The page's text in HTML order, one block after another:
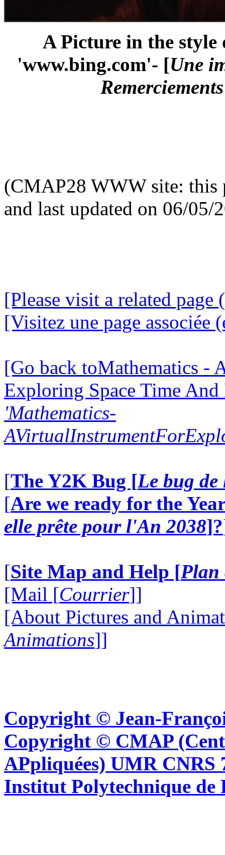
A Picture in the
'www.bing.com'- [Une
(CMAP28 WWW site: this
and last updated on 06/05/
[Please visit a related
[Visitez une page
[Go back toMathematics -
Exploring Space Time
'Mathematics-
[The Y2K Bug [Le bug
[Are we ready for the
elle prête pour l'An 2038]?
[Site Map and Help [Plan
[Mail [Courrier]]
[About Pictures and
Animations]]
Copyright © Jean-
Copyright © CMAP
APpliquées) UMR CNRS
Institut Polytechnique de